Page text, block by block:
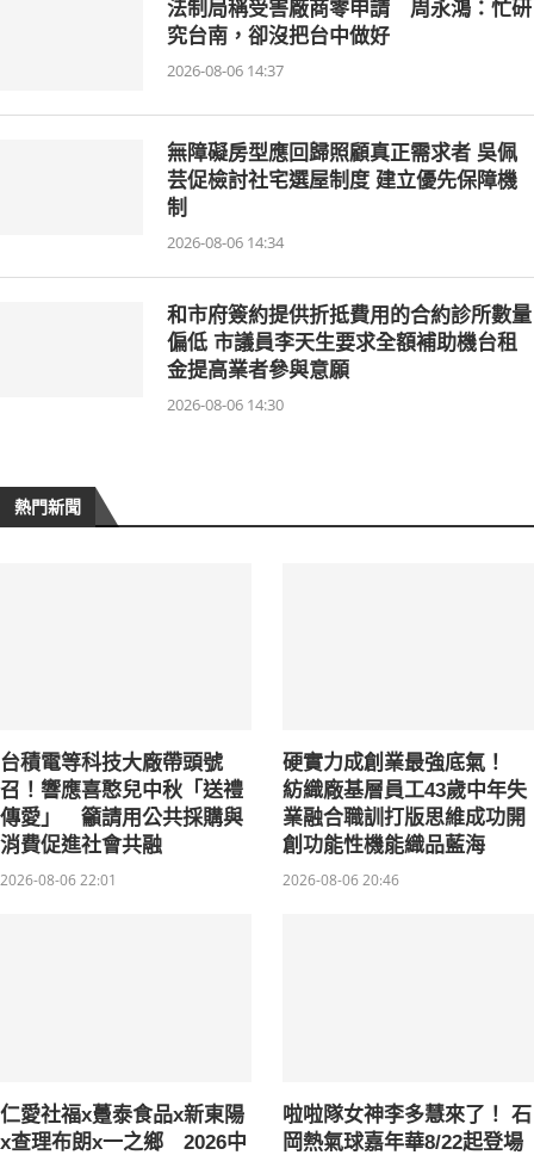
法制局稱受害廠商零申請 周永鴻：忙研
究台南，卻沒把台中做好
2026-08-06 14:37
無障礙房型應回歸照顧真正需求者 吳佩
芸促檢討社宅選屋制度 建立優先保障機
制
2026-08-06 14:34
和市府簽約提供折抵費用的合約診所數量
偏低 市議員李天生要求全額補助機台租
金提高業者參與意願
2026-08-06 14:30
熱門新聞
台積電等科技大廠帶頭號
召！響應喜憨兒中秋「送禮
傳愛」 籲請用公共採購與
消費促進社會共融
2026-08-06 22:01
硬實力成創業最強底氣！
紡織廠基層員工43歲中年失
業融合職訓打版思維成功開
創功能性機能織品藍海
2026-08-06 20:46
仁愛社福x躉泰食品x新東陽
x查理布朗x一之鄉 2026中
啦啦隊女神李多慧來了！ 石
岡熱氣球嘉年華8/22起登場